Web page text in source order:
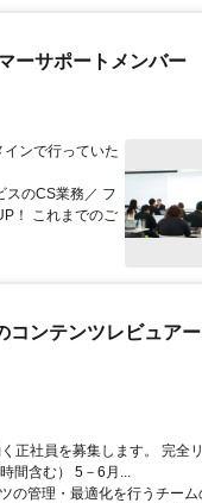
ーサポートメンバー
ンで行っていた
スのCS業務／ フ
！ これまでのご
コンテンツレビュア
正社員を募集します。 完全
間含む） 5－6月...
の管理・最適化を行うチー